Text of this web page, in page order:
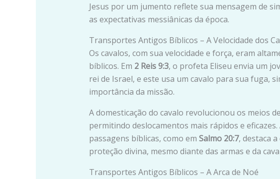
Jesus por um jumento reflete sua mensagem de
as expectativas messiânicas da época.
Transportes Antigos Bíblicos – A Velocidade dos
Os cavalos, com sua velocidade e força, eram
bíblicos. Em 2 Reis 9:3, o profeta Eliseu envia um
rei de Israel, e este usa um cavalo para sua fuga,
importância da missão.
A domesticação do cavalo revolucionou os meios
permitindo deslocamentos mais rápidos e eficazes.
passagens bíblicas, como em Salmo 20:7, destaca
proteção divina, mesmo diante das armas e da
Transportes Antigos Bíblicos – A Arca de Noé